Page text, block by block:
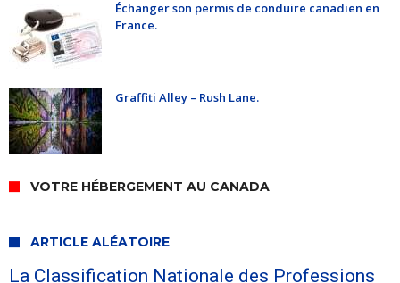
Échanger son permis de conduire canadien en
France.
Graffiti Alley – Rush Lane.
VOTRE HÉBERGEMENT AU CANADA
ARTICLE ALÉATOIRE
La Classification Nationale des Professions